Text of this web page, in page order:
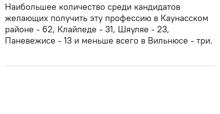
Наибольшее количество среди кандидатов
желающих получить эту профессию в Каунасском
районе - 62, Клайпеде - 31, Шяуляе - 23,
Паневежисе - 13 и меньше всего в Вильнюсе - три.